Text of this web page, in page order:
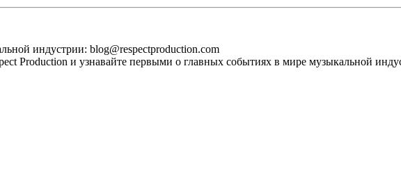
индустрии: blog@respectproduction.com
Production и узнавайте первыми о главных событиях в мире музыкальной